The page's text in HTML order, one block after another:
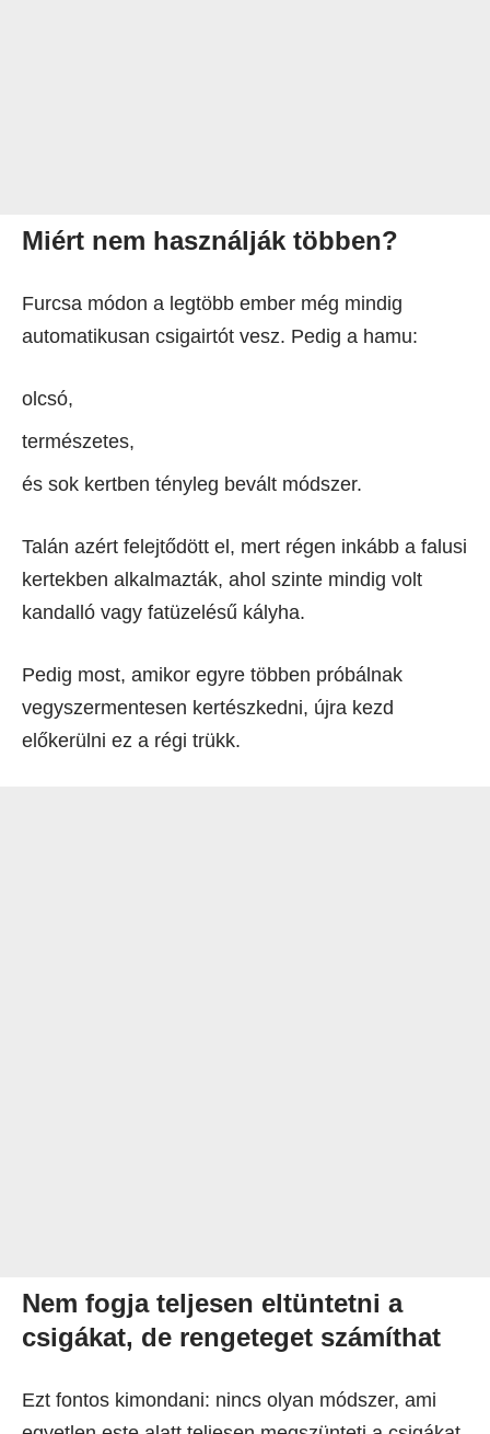
Miért nem használják többen?
Furcsa módon a legtöbb ember még mindig
automatikusan csigairtót vesz. Pedig a hamu:
olcsó,
természetes,
és sok kertben tényleg bevált módszer.
Talán azért felejtődött el, mert régen inkább a falusi
kertekben alkalmazták, ahol szinte mindig volt
kandalló vagy fatüzelésű kályha.
Pedig most, amikor egyre többen próbálnak
vegyszermentesen kertészkedni, újra kezd
előkerülni ez a régi trükk.
Nem fogja teljesen eltüntetni a
csigákat, de rengeteget számíthat
Ezt fontos kimondani: nincs olyan módszer, ami